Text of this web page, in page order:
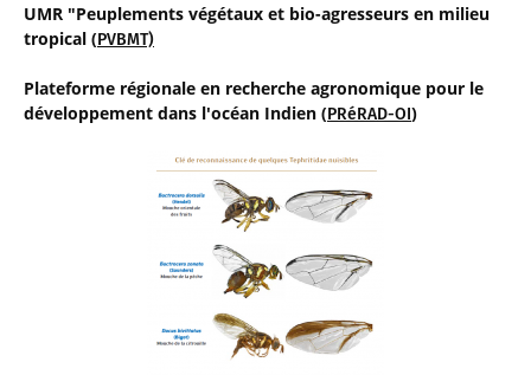
UMR "Peuplements végétaux et bio-agresseurs en milieu
tropical (PVBMT)
Plateforme régionale en recherche agronomique pour le
développement dans l'océan Indien (PRéRAD-OI)